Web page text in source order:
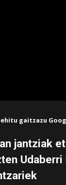
gaitzazu
jantziak
Udaberri